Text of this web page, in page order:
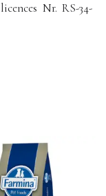
Nr. RS-34-